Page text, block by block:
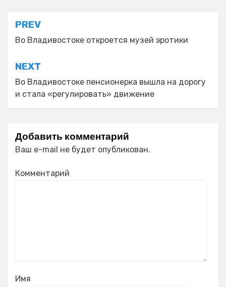
Навигация
по
записям
PREV
Во Владивостоке откроется музей эротики
NEXT
Во Владивостоке пенсионерка вышла на дорогу
и стала «регулировать» движение
Добавить комментарий
Ваш e-mail не будет опубликован.
Комментарий
Имя